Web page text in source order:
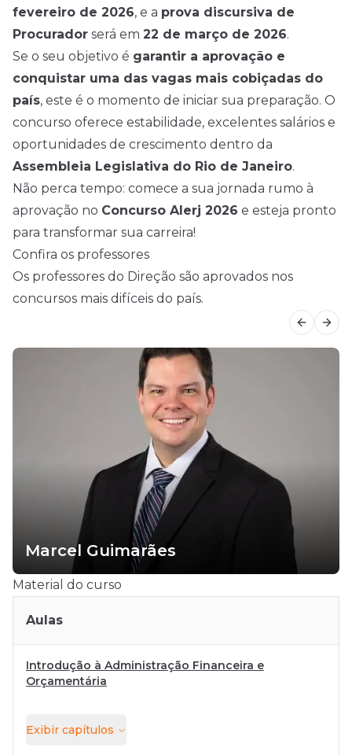
fevereiro de 2026, e a prova discursiva de
Procurador será em 22 de março de 2026.
Se o seu objetivo é garantir a aprovação e
conquistar uma das vagas mais cobiçadas do
país, este é o momento de iniciar sua preparação. O
concurso oferece estabilidade, excelentes salários e
oportunidades de crescimento dentro da
Assembleia Legislativa do Rio de Janeiro.
Não perca tempo: comece a sua jornada rumo à
aprovação no Concurso Alerj 2026 e esteja pronto
para transformar sua carreira!
Confira os professores
Os professores do Direção são aprovados nos
concursos mais difíceis do país.
Marcel Guimarães
Material do curso
Aulas
Introdução à Administração Financeira e
Orçamentária
Exibir capítulos